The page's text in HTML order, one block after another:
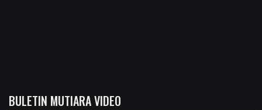
BULETIN MUTIARA VIDEO